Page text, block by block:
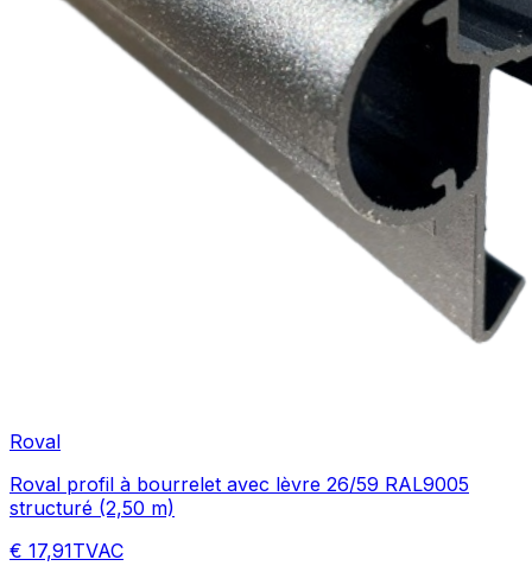
Roval
Roval profil à bourrelet avec lèvre 26/59 RAL9005
structuré (2,50 m)
€ 17,91TVAC